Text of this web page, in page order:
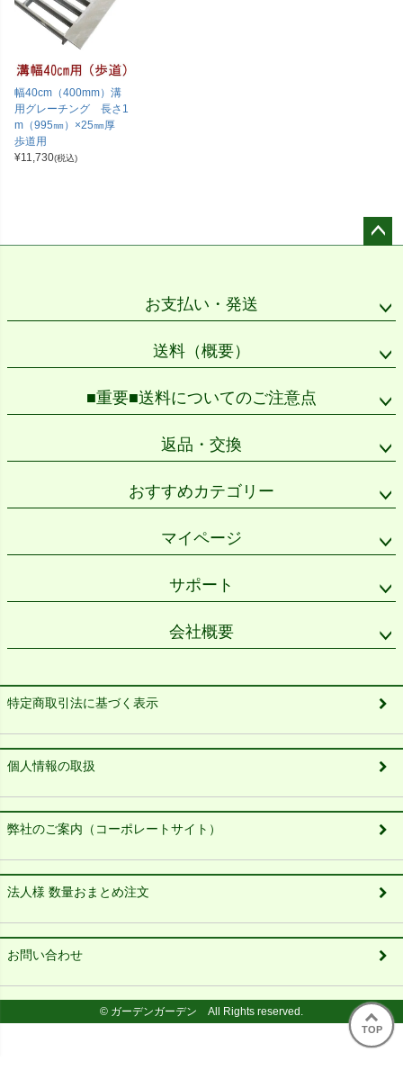
幅40cm（400mm）溝
用グレーチング 長さ1
m（995㎜）×25㎜厚
歩道用
¥11,730(税込)
お支払い・発送
送料（概要）
■重要■送料についてのご注意点
返品・交換
おすすめカテゴリー
マイページ
サポート
会社概要
特定商取引法に基づく表示
個人情報の取扱
弊社のご案内（コーポレートサイト）
法人様 数量おまとめ注文
お問い合わせ
© ガーデンガーデン All Rights reserved.
TOP